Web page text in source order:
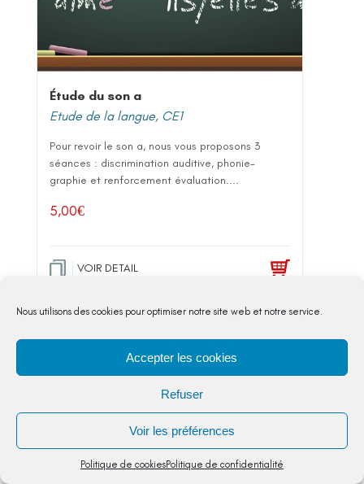
Nous utilisons des cookies pour optimiser notre site web et notre service.
Accepter les cookies
Refuser
Voir les préférences
Politique de cookiesPolitique de confidentialité
Étude du son a
Etude de la langue, CE1
Pour revoir le son a, nous vous proposons 3
séances : discrimination auditive, phonie-
graphie et renforcement évaluation....
5,00€
VOIR DETAIL